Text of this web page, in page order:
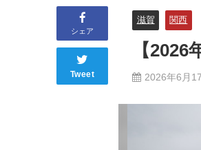
シェア
Tweet
滋賀 関西
【
2026年6月